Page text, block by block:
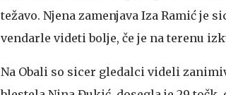
težavo. Njena zamenjava Iza Ramić je
vendarle videti bolje, če je na terenu
Na Obali so sicer gledalci videli